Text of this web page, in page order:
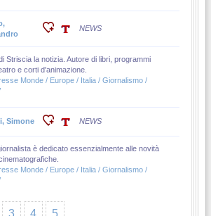
NEWS
Striscia la notizia. Autore di libri, programmi
e corti d'animazione.
Monde / Europe / Italia / Giornalismo /
Simone NEWS
è dedicato essenzialmente alle novità
Monde / Europe / Italia / Giornalismo /